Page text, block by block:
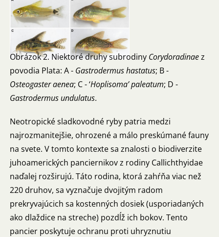
Obrázok 2. Niektoré druhy subrodiny Corydoradinaez
povodia Plata: A - Gastrodermus hastatus; B -
Osteogaster aenea; C - ‘Hoplisoma’ paleatum; D -
Gastrodermus undulatus.
Neotropické sladkovodné ryby patria medzi
najrozmanitejšie, ohrozené a málo preskúmané fauny
na svete. V tomto kontexte sa znalosti o biodiverzite
juhoamerických panciernikov z rodiny Callichthyidae
naďalej rozširujú. Táto rodina, ktorá zahŕňa viac než
220 druhov, sa vyznačuje dvojitým radom
prekryvajúcich sa kostenných dosiek (usporiadaných
ako dlaždice na streche) pozdĺž ich bokov. Tento
pancier poskytuje ochranu proti uhryznutiu